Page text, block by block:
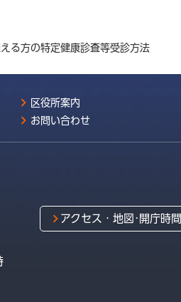
る方の特定健康診査等受診方法
区役所案内
お問い合わせ
アクセス・地図･開庁時間